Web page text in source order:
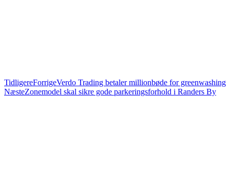
TidligereForrigeVerdo Trading betaler millionbøde for greenwashing
NæsteZonemodel skal sikre gode parkeringsforhold i Randers By